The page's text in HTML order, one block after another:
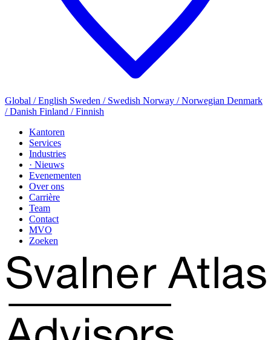
Global / English Sweden / Swedish Norway / Norwegian Denmark
/ Danish Finland / Finnish
Kantoren
Services
Industries
· Nieuws
Evenementen
Over ons
Carrière
Team
Contact
MVO
Zoeken